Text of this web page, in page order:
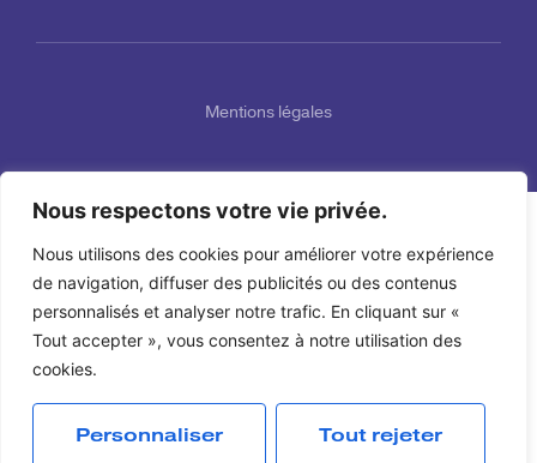
Nous respectons votre vie privée.
Nous utilisons des cookies pour améliorer votre expérience
de navigation, diffuser des publicités ou des contenus
personnalisés et analyser notre trafic. En cliquant sur «
Tout accepter », vous consentez à notre utilisation des
cookies.
Personnaliser Tout rejeter
Mentions légales